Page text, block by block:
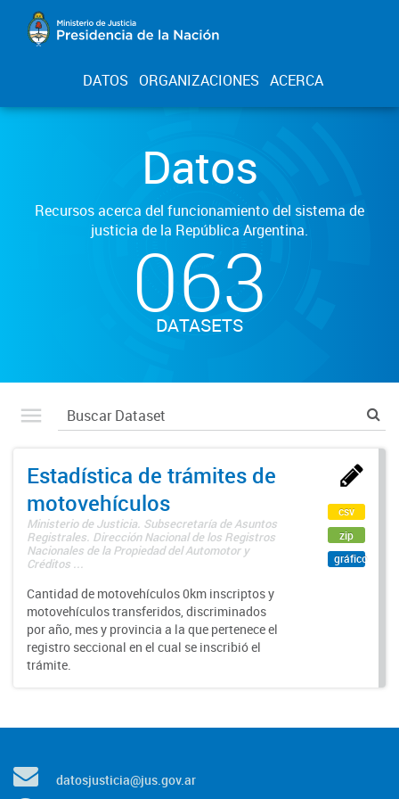
DATOS ORGANIZACIONES ACERCA
Datos
Recursos acerca del funcionamiento del sistema de
justicia de la República Argentina.
063
DATASETS
Estadística de trámites de
motovehículos
Ministerio de Justicia. Subsecretaría de Asuntos
Registrales. Dirección Nacional de los Registros
Nacionales de la Propiedad del Automotor y
Créditos ...
Cantidad de motovehículos 0km inscriptos y
motovehículos transferidos, discriminados
por año, mes y provincia a la que pertenece el
registro seccional en el cual se inscribió el
trámite.
csv
zip
gráfico
datosjusticia@jus.gov.ar